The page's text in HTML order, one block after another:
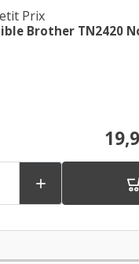
Prix
Brother TN2420
